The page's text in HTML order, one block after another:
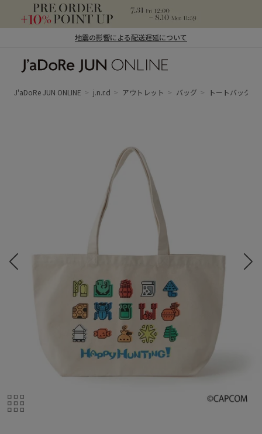
地震の影響による配送遅延について
ン オンライン）
J'aDoRe JUN ONLINE j.n.r.d アウトレット バッグ トートバッグ